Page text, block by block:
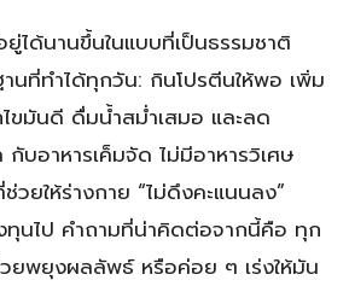
ได้นานขึ้นในแบบที่เป็นธรรมชาติ
นที่ทำได้ทุกวัน: กินโปรตีนให้พอ เพิ่ม
ขมันดี ดื่มน้ำสม่ำเสมอ และลด
บอาหารเค็มจัด ไม่มีอาหารวิเศษ
ยให้ร่างกาย “ไม่ดึงคะแนนลง”
นไป คำถามที่น่าคิดต่อจากนี้คือ ทุก
พยุงผลลัพธ์ หรือค่อย ๆ เร่งให้มัน